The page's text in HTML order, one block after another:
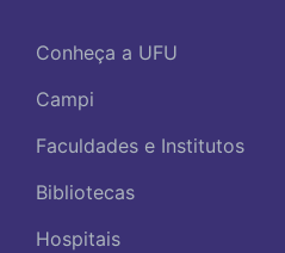
Conheça a UFU
Campi
Faculdades e Institutos
Bibliotecas
Hospitais